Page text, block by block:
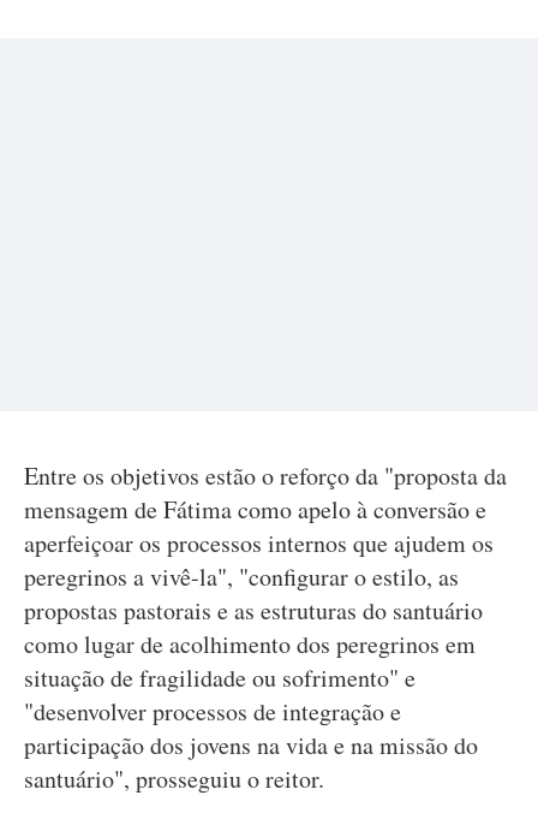
Entre os objetivos estão o reforço da "proposta da
mensagem de Fátima como apelo à conversão e
aperfeiçoar os processos internos que ajudem os
peregrinos a vivê-la", "configurar o estilo, as
propostas pastorais e as estruturas do santuário
como lugar de acolhimento dos peregrinos em
situação de fragilidade ou sofrimento" e
"desenvolver processos de integração e
participação dos jovens na vida e na missão do
santuário", prosseguiu o reitor.